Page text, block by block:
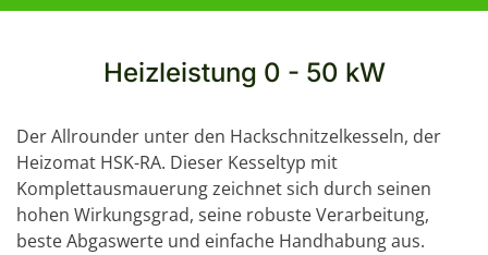
Heizleistung 0 - 50 kW
Der Allrounder unter den Hackschnitzelkesseln, der
Heizomat HSK-RA. Dieser Kesseltyp mit
Komplettausmauerung zeichnet sich durch seinen
hohen Wirkungsgrad, seine robuste Verarbeitung,
beste Abgaswerte und einfache Handhabung aus.